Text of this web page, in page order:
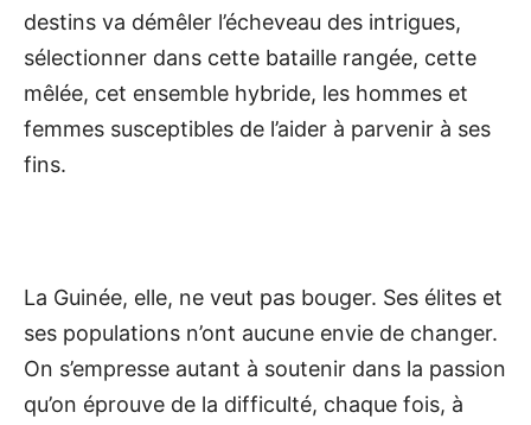
destins va démêler l’écheveau des intrigues,
sélectionner dans cette bataille rangée, cette
mêlée, cet ensemble hybride, les hommes et
femmes susceptibles de l’aider à parvenir à ses
fins.
La Guinée, elle, ne veut pas bouger. Ses élites et
ses populations n’ont aucune envie de changer.
On s’empresse autant à soutenir dans la passion
qu’on éprouve de la difficulté, chaque fois, à